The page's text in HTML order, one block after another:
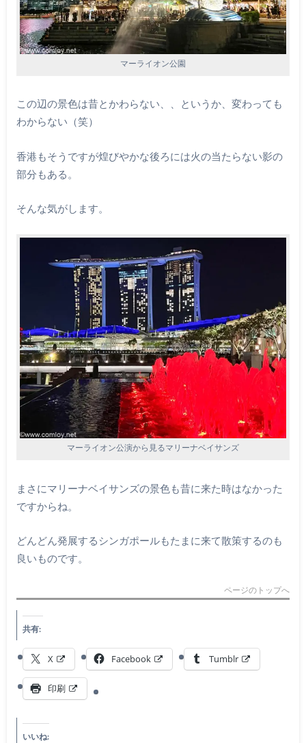
マーライオン公園
この辺の景色は昔とかわらない、、というか、変わっても
わからない（笑）
香港もそうですが煌びやかな後ろには火の当たらない影の
部分もある。
そんな気がします。
マーライオン公演から見るマリーナベイサンズ
まさにマリーナベイサンズの景色も昔に来た時はなかった
ですからね。
どんどん発展するシンガポールもたまに来て散策するのも
良いものです。
ページのトップへ
共有:
X Facebook Tumblr
印刷
いいね: